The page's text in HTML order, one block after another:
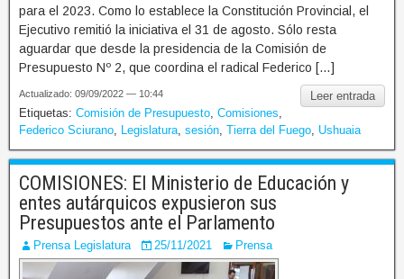
para el 2023. Como lo establece la Constitución Provincial, el
Ejecutivo remitió la iniciativa el 31 de agosto. Sólo resta
aguardar que desde la presidencia de la Comisión de
Presupuesto Nº 2, que coordina el radical Federico […]
Leer entrada
Actualizado: 09/09/2022 — 10:44
Etiquetas: Comisión de Presupuesto Comisiones
Federico Sciurano
Legislatura sesión Tierra del Fuego Ushuaia
COMISIONES: El Ministerio de Educación y
entes autárquicos expusieron sus
Presupuestos ante el Parlamento
Prensa Legislatura 25/11/2021 Prensa